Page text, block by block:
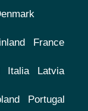
France
Italia Latvia
Portugal